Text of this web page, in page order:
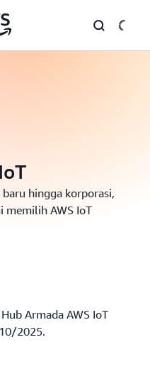
hingga korporasi,
memilih AWS IoT
Armada AWS IoT
2025.